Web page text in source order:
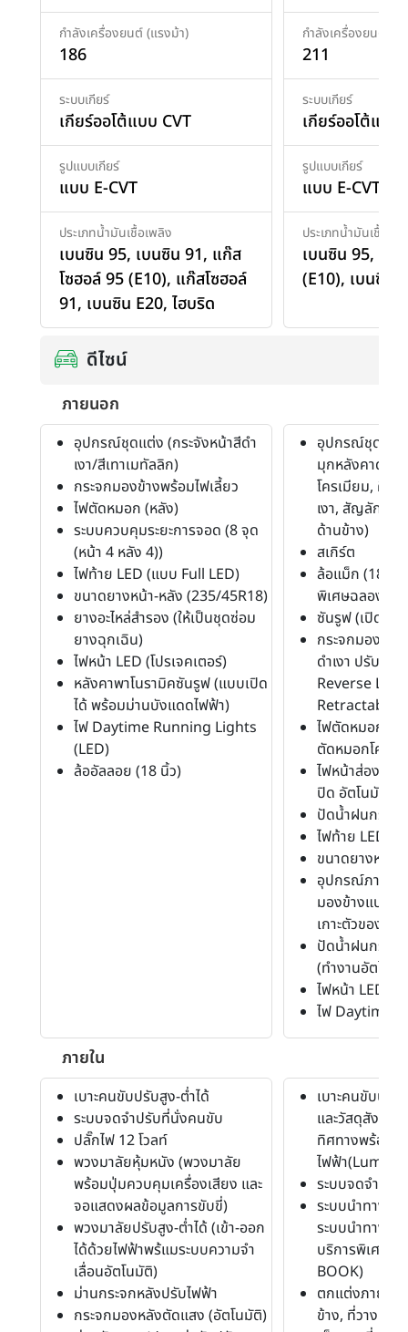
กำลังเครื่องยนต์ (แรงม้า)
186
ระบบเกียร์
เกียร์ออโต้แบบ CVT
รูปแบบเกียร์
แบบ E-CVT
ประเภทน้ำมันเชื้อเพลิง
เบนซิน 95, เบนซิน 91, แก๊ส
โซฮอล์ 95 (E10), แก๊สโซฮอล์
91, เบนซิน E20, ไฮบริด
กำลังเครื่องยนต์ (แ
211
ระบบเกียร์
เกียร์ออโต้แบบ
รูปแบบเกียร์
แบบ E-CVT 8
ประเภทน้ำมันเชื้อเพ
เบนซิน 95,
(E10), เบนซิน
ดีไซน์
ภายนอก
อุปกรณ์ชุดแต่ง (กระจังหน้าสีดำ
เงา/สีเทาเมทัลลิก)
กระจกมองข้างพร้อมไฟเลี้ยว
ไฟตัดหมอก (หลัง)
ระบบควบคุมระยะการจอด (8 จุด
(หน้า 4 หลัง 4))
ไฟท้าย LED (แบบ Full LED)
ขนาดยางหน้า-หลัง (235/45R18)
ยางอะไหล่สำรอง (ให้เป็นชุดซ่อม
ยางฉุกเฉิน)
ไฟหน้า LED (โปรเจคเตอร์)
หลังคาพาโนรามิคซันรูฟ (แบบเปิด
ได้ พร้อมม่านบังแดดไฟฟ้า)
ไฟ Daytime Running Lights
(LED)
ล้ออัลลอย (18 นิ้ว)
อุปกรณ์ชุดแต่
มุกหลังคาดำ,
โครเมียม, คิ้ว
เงา, สัญลักษณ์
ด้านข้าง)
สเกิร์ต
ล้อแม็ก (18" สี
พิเศษฉลองคร
ซันรูฟ (เปิดไม่ไ
กระจกมองข้า
ดำเงา ปรับไฟ
Reverse Link
Retractable)
ไฟตัดหมอก
ตัดหมอกโครเ
ไฟหน้าส่องสว่
ปิด อัตโนมัติ)
ปัดน้ำฝนกระจ
ไฟท้าย LED
ขนาดยางหน้า
อุปกรณ์ภายน
มองข้างแบบไ
เกาะตัวของน้ำ
ปัดน้ำฝนกระจ
(ทำงานอัตโนมั
ไฟหน้า LED
ไฟ Daytime
ภายใน
เบาะคนขับปรับสูง-ต่ำได้
ระบบจดจำปรับที่นั่งคนขับ
ปลั๊กไฟ 12 โวลท์
พวงมาลัยหุ้มหนัง (พวงมาลัย
พร้อมปุ่มควบคุมเครื่องเสียง และ
จอแสดงผลข้อมูลการขับขี่)
พวงมาลัยปรับสูง-ต่ำได้ (เข้า-ออก
ได้ด้วยไฟฟ้าพร้แมระบบความจำ
เลื่อนอัตโนมัติ)
ม่านกระจกหลังปรับไฟฟ้า
กระจกมองหลังตัดแสง (อัตโนมัติ)
เบาะคนขับปรับ
และวัสดุสังเคร
ทิศทางพร้อม
ไฟฟ้า
ระบบจดจำปรั
ระบบนำทาง
ระบบนำทางใ
บริการพิเศษจ
BOOK)
ตกแต่งภายใน
ข้าง, ที่วางแข